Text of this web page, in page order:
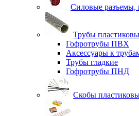
Силовые разъемы,
Трубы
Гофротрубы ПВХ
Аксессуары к
Трубы гладкие
Гофротрубы ПНД
Скобы